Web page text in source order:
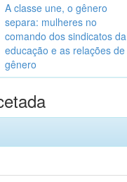
A classe une, o gênero
separa: mulheres no
comando dos sindicatos da
educação e as relações de
gênero